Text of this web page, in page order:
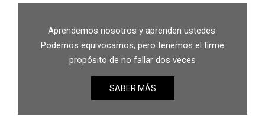
Aprendemos nosotros y aprenden ustedes.
Podemos equivocarnos, pero tenemos el firme
propósito de no fallar dos veces
SABER MÁS